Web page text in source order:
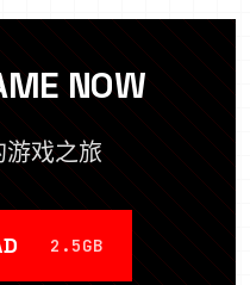
NOW
戏之旅
2.5GB